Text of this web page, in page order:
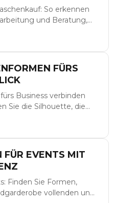
So erkennen
und Beratung,
FÜRS
Business verbinden
Sie die Silhouette, die
FÜR EVENTS MIT
Finden Sie Formen,
vollenden und